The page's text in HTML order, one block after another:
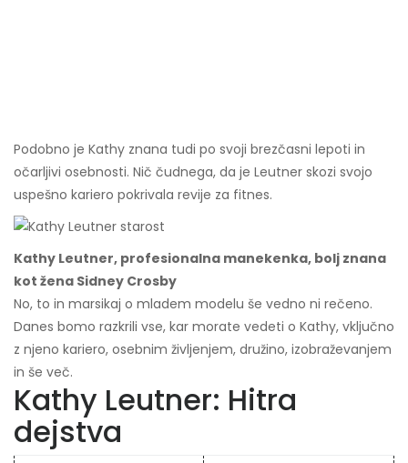
Podobno je Kathy znana tudi po svoji brezčasni lepoti in
očarljivi osebnosti. Nič čudnega, da je Leutner skozi svojo
uspešno kariero pokrivala revije za fitnes.
Kathy Leutner, profesionalna manekenka, bolj znana
kot žena Sidney Crosby
No, to in marsikaj o mladem modelu še vedno ni rečeno.
Danes bomo razkrili vse, kar morate vedeti o Kathy, vključno
z njeno kariero, osebnim življenjem, družino, izobraževanjem
in še več.
Kathy Leutner: Hitra
dejstva